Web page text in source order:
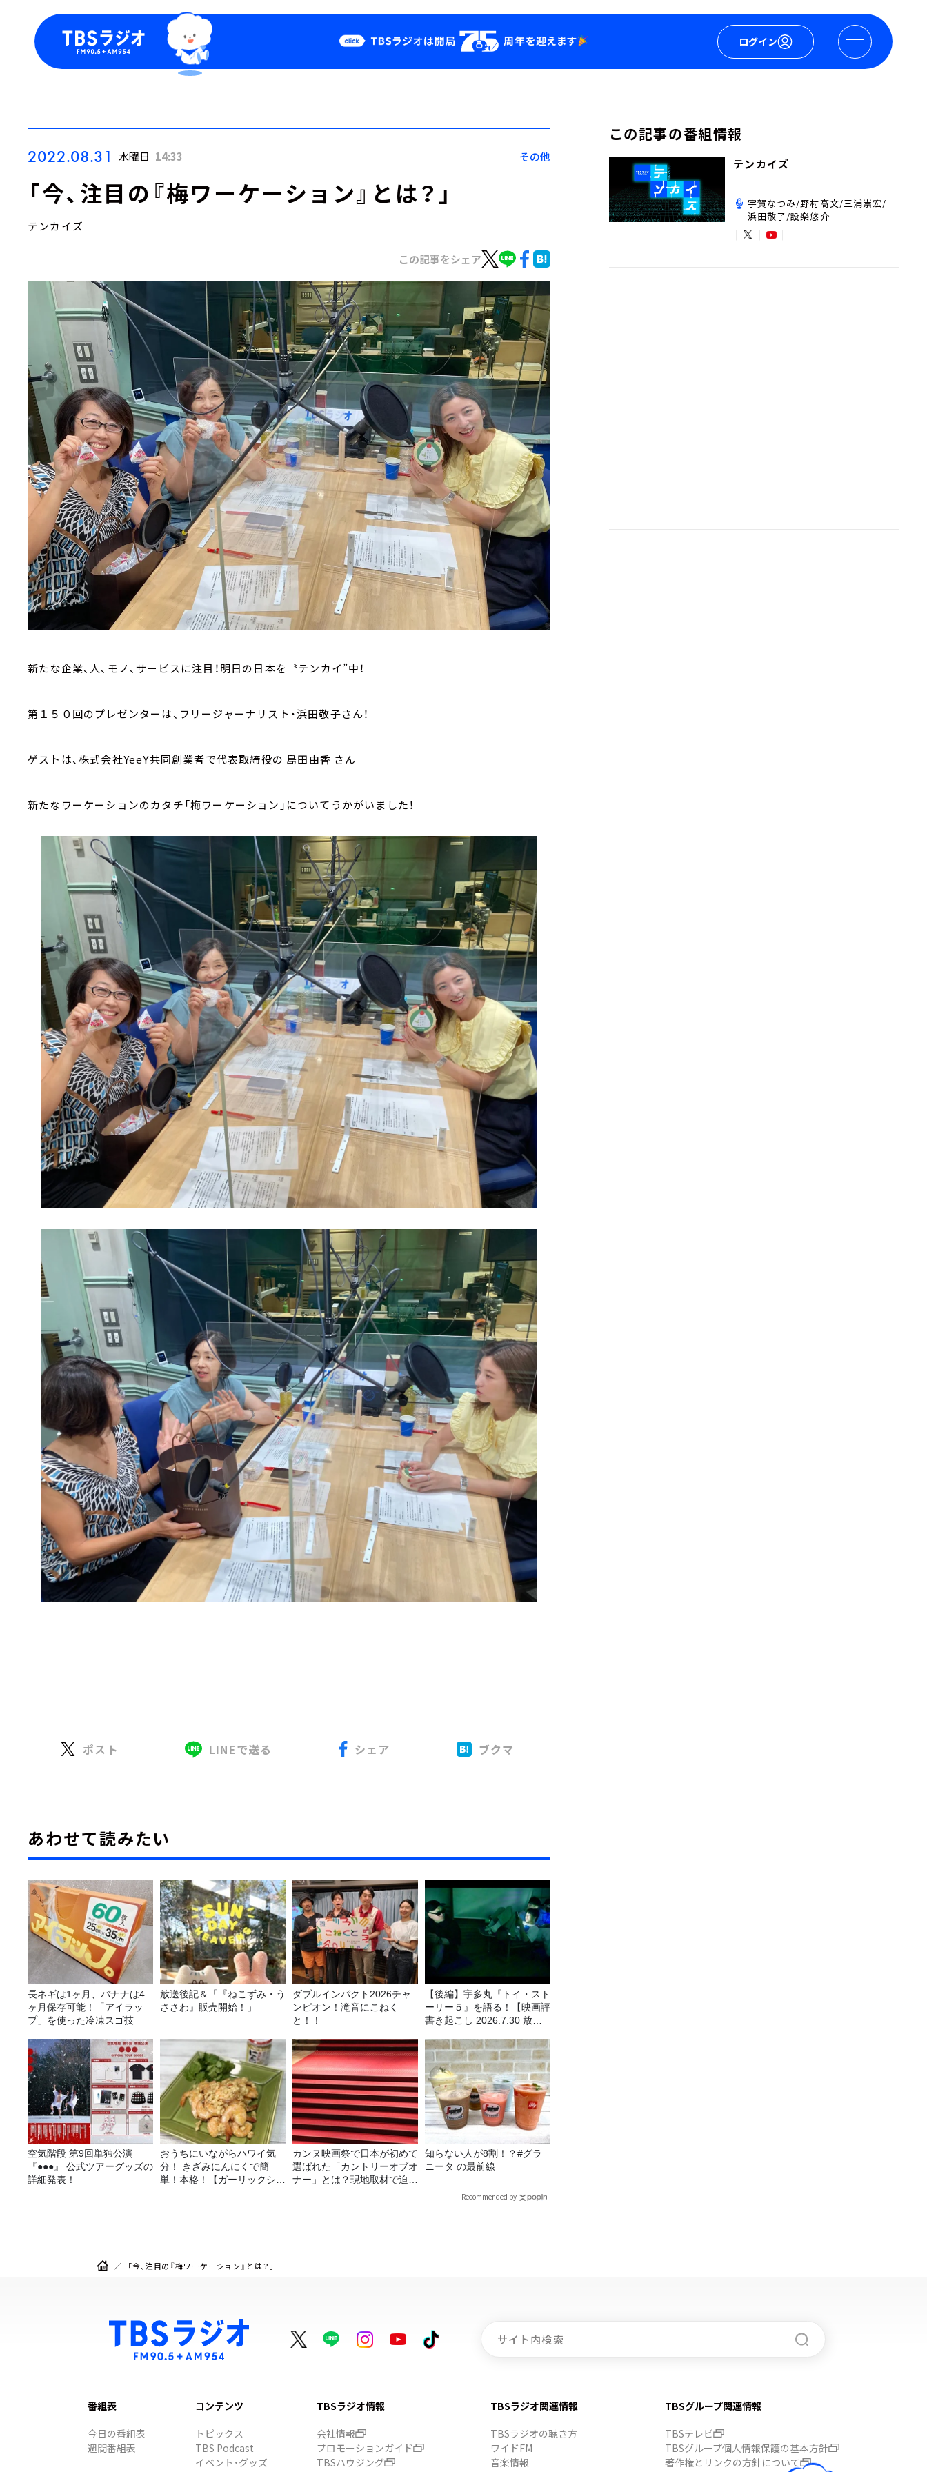
ログイン
Podcast
YouTube
2022.08.31 水曜日 14:33 その他
「今、注目の『梅ワーケーション』とは？」
テンカイズ
この記事をシェア
新たな企業、人、モノ、サービスに注目！明日の日本を〝テンカイ”中！
第１５０回のプレゼンターは、フリージャーナリスト・浜田敬子さん！
ゲストは、株式会社YeeY共同創業者で代表取締役の 島田由香 さん
新たなワーケーションのカタチ「梅ワーケーション」についてうかがいました！
ポスト LINEで送る シェア ブクマ
あわせて読みたい
長ネギは1ヶ月、バナナは4
ヶ月保存可能！「アイラッ
プ」を使った冷凍スゴ技
放送後記＆「『ねこずみ・う
ささわ』販売開始！」
ダブルインパクト2026チャ
ンピオン！滝音にこねく
と！！
【後編】宇多丸『トイ・スト
ーリー５』を語る！【映画評
書き起こし 2026.7.30 放
空気階段 第9回単独公演
『●●●』 公式ツアーグッズの
詳細発表！
おうちにいながらハワイ気
分！ きざみにんにくで簡
単！本格！【ガーリックシュ
カンヌ映画祭で日本が初めて
選ばれた「カントリーオブオ
ナー」とは？現地取材で迫る
知らない人が8割！？#グラ
ニータ の最前線
Recommended by
この記事の番組情報
テンカイズ
宇賀なつみ/野村高文/三浦崇宏/
浜田敬子/設楽悠介
「今、注目の『梅ワーケーション』とは？」
番組表
今日の番組表
週間番組表
コンテンツ
トピックス
TBS Podcast
イベント・グッズ
TBSラジオ情報
会社情報
プロモーションガイド
TBSハウジング
TBSラジオ関連情報
TBSラジオの聴き方
ワイドFM
音楽情報
TBSグループ関連情報
TBSテレビ
TBSグループ個人情報保護の基本方針
著作権とリンクの方針について